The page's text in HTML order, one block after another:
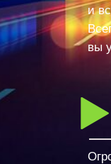
и
вы